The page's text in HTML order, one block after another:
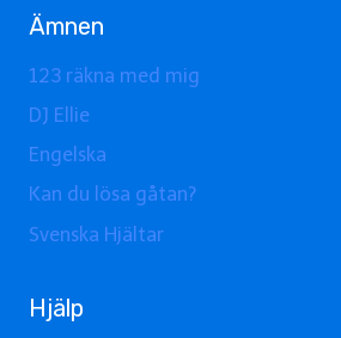
Ämnen
123 räkna med mig
DJ Ellie
Engelska
Kan du lösa gåtan?
Svenska Hjältar
Hjälp